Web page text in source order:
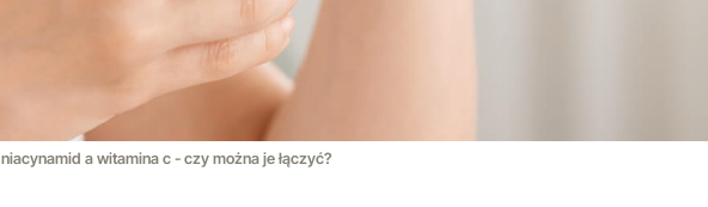
niacynamid a witamina c - czy można je łączyć?